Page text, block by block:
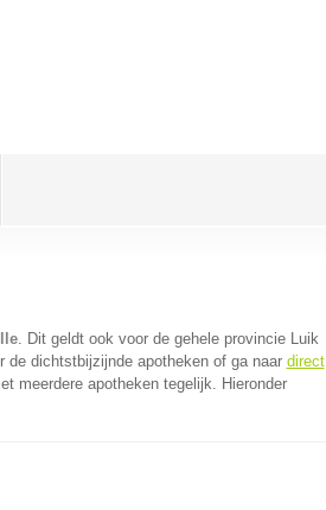
. Dit geldt ook voor de gehele provincie Luik
de dichtstbijzijnde apotheken of ga naar direct
meerdere apotheken tegelijk. Hieronder